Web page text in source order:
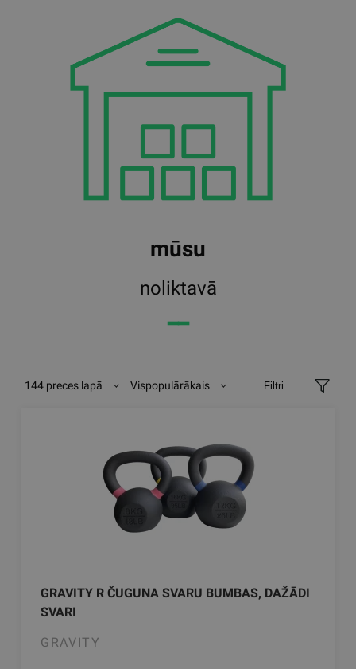
mūsu
noliktavā
━━
144 preces lapā Vispopulārākais Filtri
GRAVITY R ČUGUNA SVARU BUMBAS, DAŽĀDI
SVARI
GRAVITY